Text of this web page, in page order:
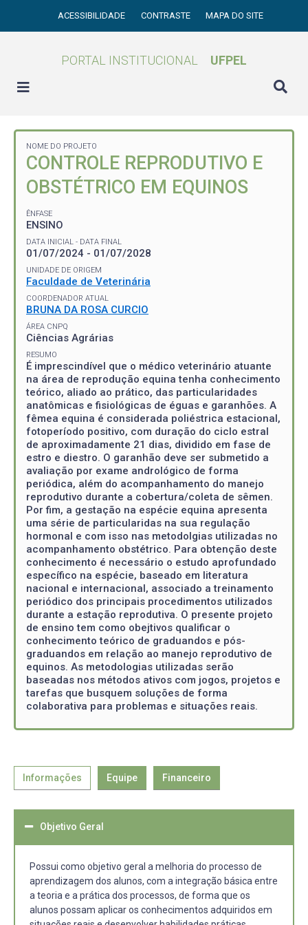
ACESSIBILIDADE CONTRASTE MAPA DO SITE
PORTAL INSTITUCIONAL UFPEL
NOME DO PROJETO
CONTROLE REPRODUTIVO E
OBSTÉTRICO EM EQUINOS
ÊNFASE
ENSINO
DATA INICIAL - DATA FINAL
01/07/2024 - 01/07/2028
UNIDADE DE ORIGEM
Faculdade de Veterinária
COORDENADOR ATUAL
BRUNA DA ROSA CURCIO
ÁREA CNPQ
Ciências Agrárias
RESUMO
É imprescindível que o médico veterinário atuante
na área de reprodução equina tenha conhecimento
teórico, aliado ao prático, das particularidades
anatômicas e fisiológicas de éguas e garanhões. A
fêmea equina é considerada poliéstrica estacional,
fotoperíodo positivo, com duração do ciclo estral
de aproximadamente 21 dias, dividido em fase de
estro e diestro. O garanhão deve ser submetido a
avaliação por exame andrológico de forma
periódica, além do acompanhamento do manejo
reprodutivo durante a cobertura/coleta de sêmen.
Por fim, a gestação na espécie equina apresenta
uma série de particularidas na sua regulação
hormonal e com isso nas metodolgias utilizadas no
acompanhamento obstétrico. Para obtenção deste
conhecimento é necessário o estudo aprofundado
específico na espécie, baseado em literatura
nacional e internacional, associado a treinamento
periódico dos principais procedimentos utilizados
durante a estação reprodutiva. O presente projeto
de ensino tem como obejtivos qualificar o
conhecimento teórico de graduandos e pós-
graduandos em relação ao manejo reprodutivo de
equinos. As metodologias utilizadas serão
baseadas nos métodos ativos com jogos, projetos e
tarefas que busquem soluções de forma
colaborativa para problemas e situações reais.
Informações Equipe Financeiro
Objetivo Geral
Possui como objetivo geral a melhoria do processo de
aprendizagem dos alunos, com a integração básica entre
a teoria e a prática dos processos, de forma que os
alunos possam aplicar os conhecimentos adquiridos em